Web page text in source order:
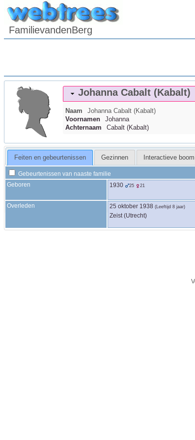
FamilievandenBerg
Johanna Cabalt (Kabalt)
Naam Johanna Cabalt (Kabalt)
Voornamen
Johanna
Achternaam
Cabalt (Kabalt)
Feiten en gebeurtenissen Gezinnen Interactieve boom
Gebeurtenissen van naaste familie
Geboren
1930 25 21
Overleden 25 oktober 1938 (Leeftijd 8 jaar)
Zeist (Utrecht)